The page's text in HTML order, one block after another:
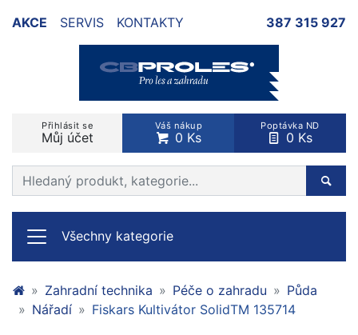
AKCE SERVIS KONTAKTY 387 315 927
Přihlásit se
Můj účet
Váš nákup
0 Ks
Poptávka ND
0 Ks
Prohledat web
Všechny kategorie
Zahradní technika Péče o zahradu
Půda
Nářadí
Fiskars Kultivátor SolidTM 135714